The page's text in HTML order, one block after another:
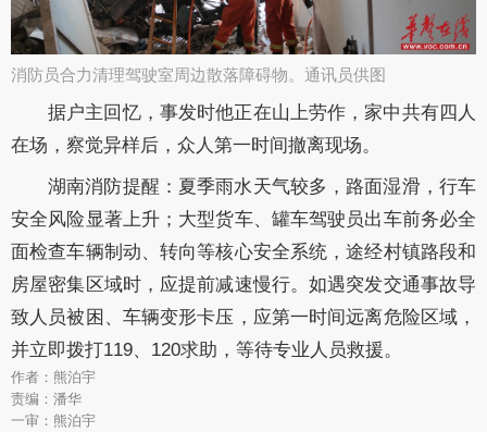
消防员合力清理驾驶室周边散落障碍物​。通讯员供图
据户主回忆，事发时他正在山上劳作，家中共有四人
在场，察觉异样后，众人第一时间撤离现场。
湖南消防提醒：夏季雨水天气较多，路面湿滑，行车
安全风险显著上升；大型货车、罐车驾驶员出车前务必全
面检查车辆制动、转向等核心安全系统，途经村镇路段和
房屋密集区域时，应提前减速慢行。如遇突发交通事故导
致人员被困、车辆变形卡压，应第一时间远离危险区域，
并立即拨打119、120求助，等待专业人员救援。
作者：熊泊宇
责编：潘华
一审：熊泊宇